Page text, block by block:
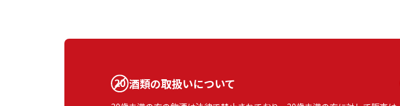
酒類の取扱いについて